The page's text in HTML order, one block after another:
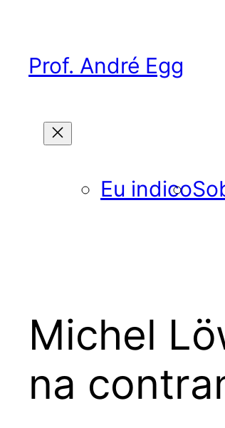
conteúdo
Prof. André Egg
Eu indico
Michel
na